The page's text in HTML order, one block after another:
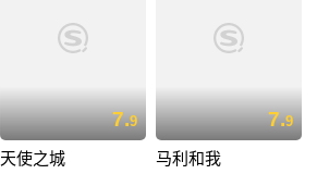
7.9
天使之城
7.9
马利和我